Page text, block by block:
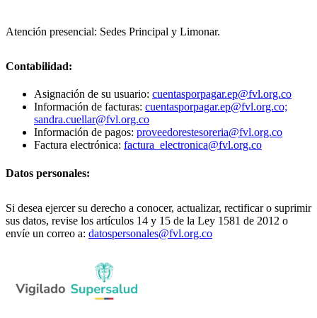
Atención presencial: Sedes Principal y Limonar.
Contabilidad:
Asignación de su usuario: cuentasporpagar.ep@fvl.org.co
Información de facturas: cuentasporpagar.ep@fvl.org.co;
sandra.cuellar@fvl.org.co
Información de pagos: proveedorestesoreria@fvl.org.co
Factura electrónica: factura_electronica@fvl.org.co
Datos personales:
Si desea ejercer su derecho a conocer, actualizar, rectificar o suprimir
sus datos, revise los artículos 14 y 15 de la Ley 1581 de 2012 o
envíe un correo a: datospersonales@fvl.org.co